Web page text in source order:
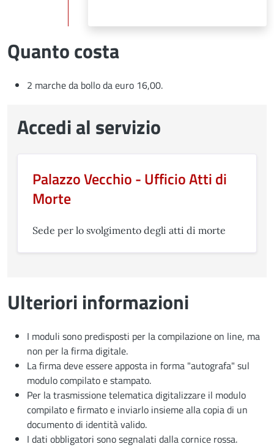
Quanto costa
2 marche da bollo da euro 16,00.
Accedi al servizio
Palazzo Vecchio - Ufficio Atti di
Morte
Sede per lo svolgimento degli atti di morte
Ulteriori informazioni
I moduli sono predisposti per la compilazione on line, ma
non per la firma digitale.
La firma deve essere apposta in forma "autografa" sul
modulo compilato e stampato.
Per la trasmissione telematica digitalizzare il modulo
compilato e firmato e inviarlo insieme alla copia di un
documento di identità valido.
I dati obbligatori sono segnalati dalla cornice rossa.